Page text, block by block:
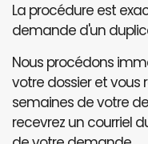
La procédure est
demande d'un
Nous procédons
votre dossier et vous
semaines de votre
recevrez un courriel